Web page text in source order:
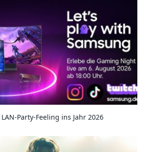
Party-Feeling ins Jahr 2026